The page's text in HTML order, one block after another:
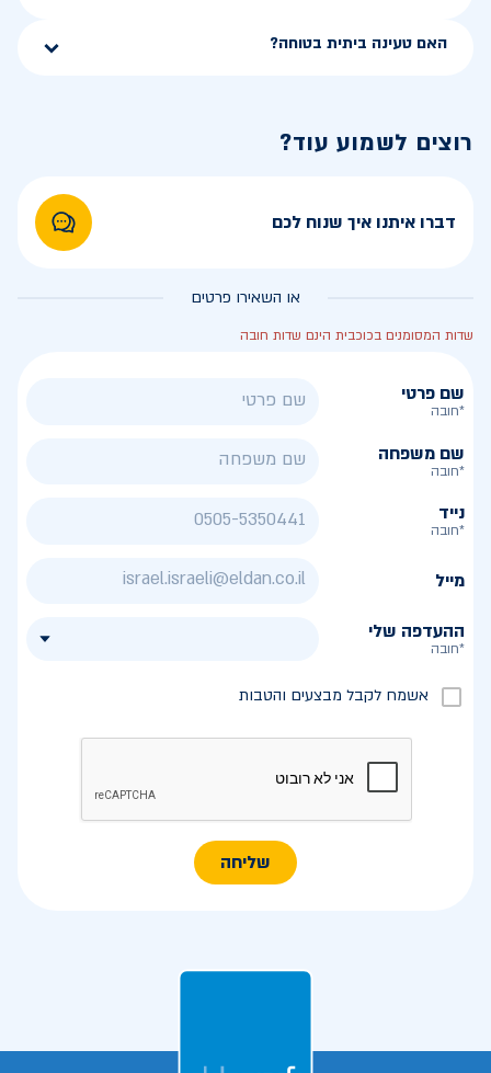
האם טעינה ביתית בטוחה?
רוצים לשמוע עוד?
דברו איתנו איך שנוח לכם
או השאירו פרטים
שדות המסומנים בכוכבית הינם שדות חובה
שם פרטי
*חובה
שם משפחה
*חובה
נייד
*חובה
מייל
ההעדפה שלי
*חובה
אשמח לקבל מבצעים והטבות
שליחה